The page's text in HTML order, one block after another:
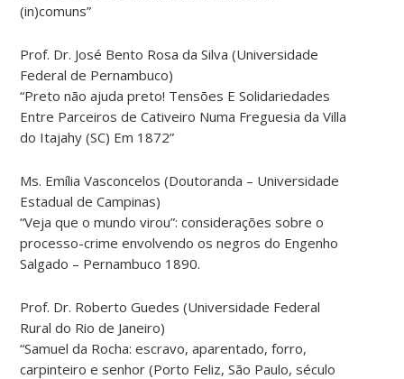
(in)comuns”
Prof. Dr. José Bento Rosa da Silva (Universidade
Federal de Pernambuco)
“Preto não ajuda preto! Tensões E Solidariedades
Entre Parceiros de Cativeiro Numa Freguesia da Villa
do Itajahy (SC) Em 1872”
Ms. Emília Vasconcelos (Doutoranda – Universidade
Estadual de Campinas)
“Veja que o mundo virou”: considerações sobre o
processo-crime envolvendo os negros do Engenho
Salgado – Pernambuco 1890.
Prof. Dr. Roberto Guedes (Universidade Federal
Rural do Rio de Janeiro)
“Samuel da Rocha: escravo, aparentado, forro,
carpinteiro e senhor (Porto Feliz, São Paulo, século